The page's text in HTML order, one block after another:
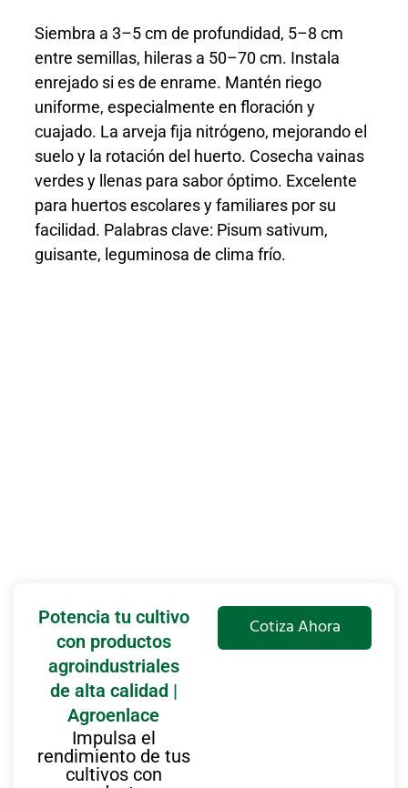
Siembra a 3–5 cm de profundidad, 5–8 cm
entre semillas, hileras a 50–70 cm. Instala
enrejado si es de enrame. Mantén riego
uniforme, especialmente en floración y
cuajado. La arveja fija nitrógeno, mejorando el
suelo y la rotación del huerto. Cosecha vainas
verdes y llenas para sabor óptimo. Excelente
para huertos escolares y familiares por su
facilidad. Palabras clave: Pisum sativum,
guisante, leguminosa de clima frío.
Potencia tu cultivo
con productos
agroindustriales
de alta calidad |
Agroenlace
Impulsa el
rendimiento de tus
cultivos con
Cotiza Ahora